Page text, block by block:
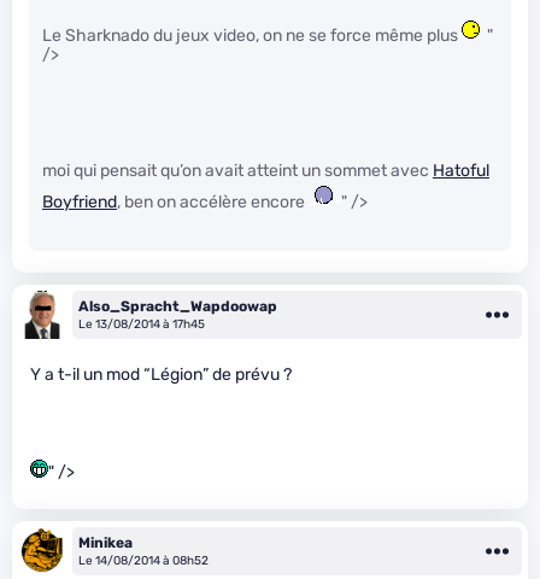
Le Sharknado du jeux video, on ne se force même plus
"
/>
moi qui pensait qu’on avait atteint un sommet avec Hatoful
Boyfriend, ben on accélère encore " />
Also_Spracht_Wapdoowap
Le 13/08/2014 à 17h45
Y a t-il un mod “Légion” de prévu ?
" />
Minikea
Le 14/08/2014 à 08h52